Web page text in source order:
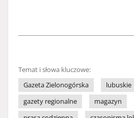
Temat i słowa kluczowe:
Gazeta Zielonogórska
lubuskie
gazety regionalne
magazyn